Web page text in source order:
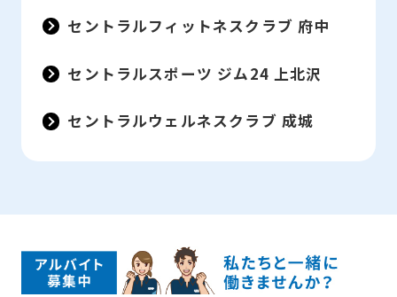
セントラルフィットネスクラブ 府中
セントラルスポーツ ジム24 上北沢
セントラルウェルネスクラブ 成城
translation.
translation
may
from
content.
We